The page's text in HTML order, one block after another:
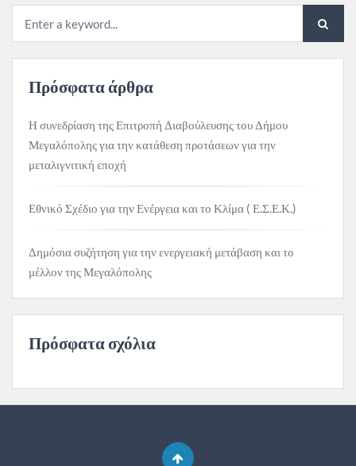
Πρόσφατα άρθρα
Η συνεδρίαση της Επιτροπή Διαβούλευσης του Δήμου
Μεγαλόπολης για την κατάθεση προτάσεων για την
μεταλιγνιτική εποχή
Εθνικό Σχέδιο για την Ενέργεια και το Κλίμα ( Ε.Σ.Ε.Κ.)
Δημόσια συζήτηση για την ενεργειακή μετάβαση και το
μέλλον της Μεγαλόπολης
Πρόσφατα σχόλια